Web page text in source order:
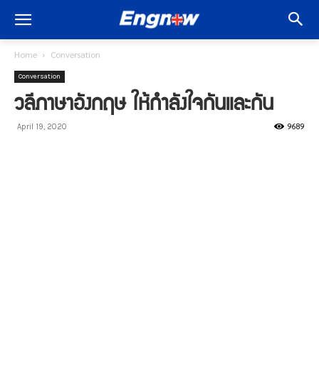
Home Conversation
Conversation
วลีภาษาอังกฤษ ให้กำลังใจกันและกัน
April 19, 2020 9689